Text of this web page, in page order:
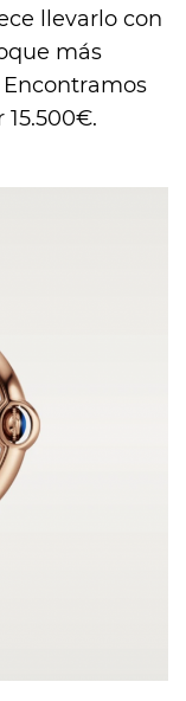
llevarlo con
más